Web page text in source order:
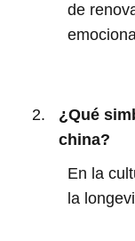
de
¿Qué
china?
En la
la